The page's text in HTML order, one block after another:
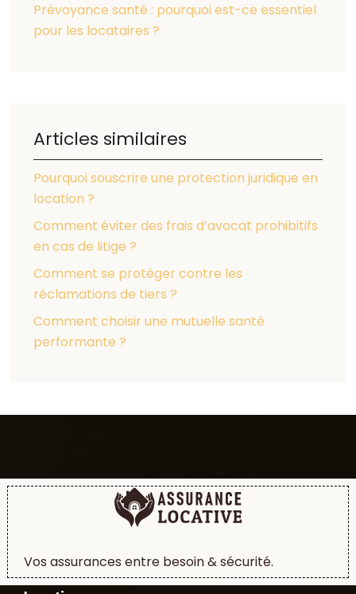
Prévoyance santé : pourquoi est-ce essentiel
pour les locataires ?
Articles similaires
Pourquoi souscrire une protection juridique en
location ?
Comment éviter des frais d’avocat prohibitifs
en cas de litige ?
Comment se protéger contre les
réclamations de tiers ?
Comment choisir une mutuelle santé
performante ?
Vos assurances entre besoin & sécurité.